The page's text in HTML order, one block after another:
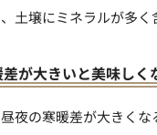
土壌にミネラルが多く
差が大きいと美味しく
夜の寒暖差が大きくな